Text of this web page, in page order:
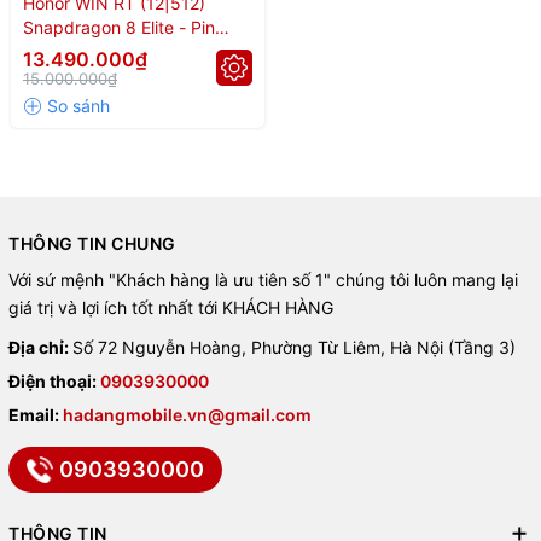
Nhiều tính năng tối ưu cho game & pin
📊 Bảng xếp hạng chip
🥇 Snapdragon 8 Elite Gen 5
🥈 Dimensity 9500
3.956.885
🥉 Snapdragon 8 Elite
Dimensity 9400 Plus
2.878.376
Dimensity 9400
👉 Với hiệu năng này,Honor WIN RT hoàn toàn đáp ứng tốt nhu
cầu dài hạnmà không lo giật lag.
🔍 Đánh giá chi tiết Honor
Snapdragon 8 Elite - Pin
10.000mAh
13.490.000₫
15.000.000₫
THÔNG TIN CHUNG
Với sứ mệnh "Khách hàng là ưu tiên số 1" chúng tôi luôn mang lại
giá trị và lợi ích tốt nhất tới KHÁCH HÀNG
Địa chỉ: Số 72 Nguyễn Hoàng, Phường Từ Liêm, Hà Nội (Tầng 3)
Điện thoại:0903930000
Email: hadangmobile.vn@gmail.com
0903930000
THÔNG TIN